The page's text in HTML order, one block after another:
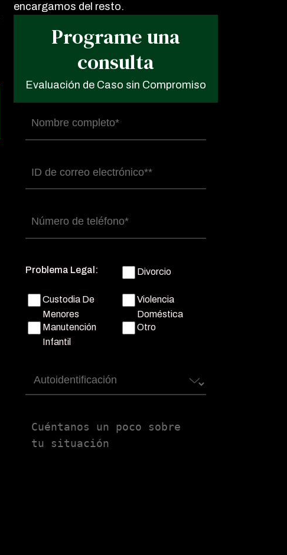
encargamos del resto.
Programe una
consulta
Evaluación de Caso sin Compromiso
Nombre
completo(Obligatorio)
Correo
electrónico(Obligatorio)
Número
de
Problema Legal: Divorcio
Custodia De
Menores
Violencia
Doméstica
Manutención
Infantil
Otro
Autoidentificación
Untitled